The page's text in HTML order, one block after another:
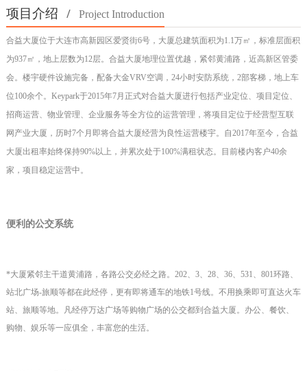
项目介绍 / Project Introduction
合益大厦位于大连市高新园区爱贤街6号，大厦总建筑面积为1.1万㎡，标准层面积
为937㎡，地上层数为12层。合益大厦地理位置优越，紧邻黄浦路，近高新区管委
会。楼宇硬件设施完备，配备大金VRV空调，24小时安防系统，2部客梯，地上车
位100余个。Keypark于2015年7月正式对合益大厦进行包括产业定位、项目定位、
招商运营、物业管理、企业服务等全方位的运营管理，将项目定位于经营型互联
网产业大厦，历时7个月即将合益大厦经营为良性运营楼宇。自2017年至今，合益
大厦出租率始终保持90%以上，并累次处于100%满租状态。目前楼内客户40余
家，项目稳定运营中。
便利的公交系统
*大厦紧邻主干道黄浦路，各路公交必经之路。 202、 3、 28、 36、 531、 801环路、
站北广场-旅顺等都在此经停，更有即将通车的地铁1号线。不用换乘即可直达火车
站、旅顺等地。凡经停万达广场等购物广场的公交都到合益大厦。办公、餐饮、
购物、娱乐等一应俱全，丰富您的生活。